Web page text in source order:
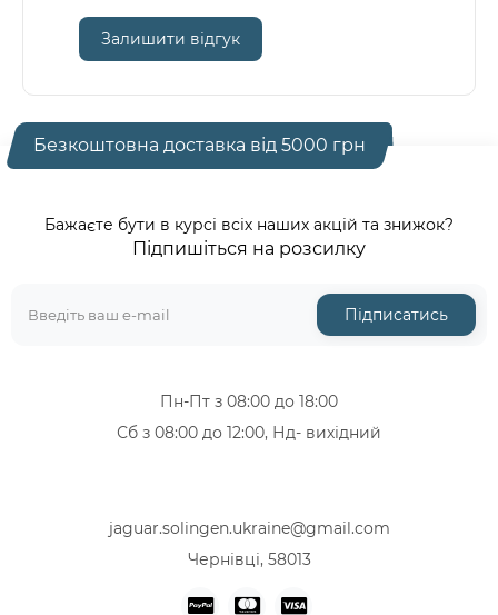
Залишити відгук
Безкоштовна доставка від 5000 грн
Бажаєте бути в курсі всіх наших акцій та знижок?
Підпишіться на розсилку
Підписатись
Пн-Пт з 08:00 до 18:00
Сб з 08:00 до 12:00, Нд- вихідний
jaguar.solingen.ukraine@gmail.com
Чернівці, 58013